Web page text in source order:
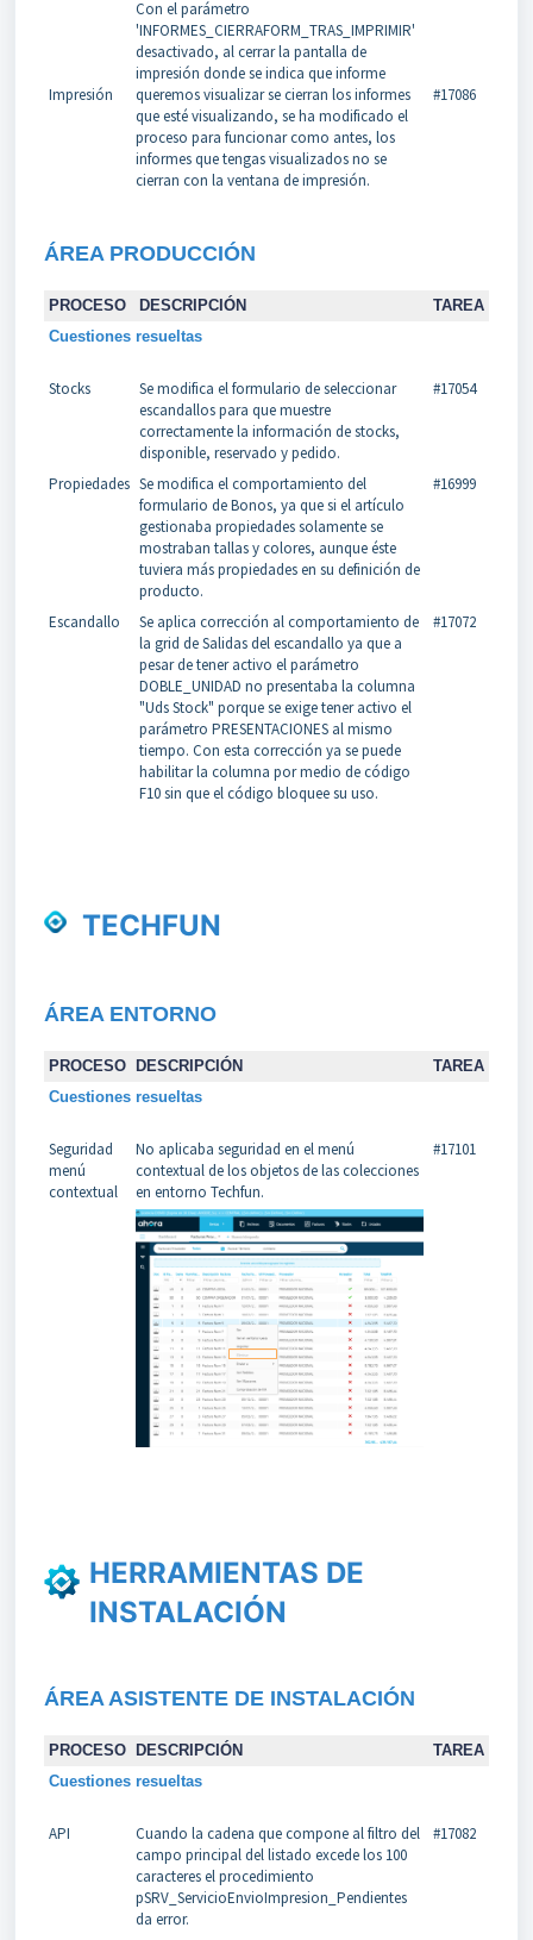
Impresión
Con el parámetro
'INFORMES_CIERRAFORM_TRAS_IMPRIMIR'
desactivado, al cerrar la pantalla de
impresión donde se indica que informe
queremos visualizar se cierran los informes
que esté visualizando, se ha modificado el
proceso para funcionar como antes, los
informes que tengas visualizados no se
cierran con la ventana de impresión.
#17086
ÁREA PRODUCCIÓN
PROCESO DESCRIPCIÓN
TAREA
Cuestiones resueltas
Stocks
Se modifica el formulario de seleccionar
escandallos para que muestre
correctamente la información de stocks,
disponible, reservado y pedido.
#17054
Propiedades Se modifica el comportamiento del
formulario de Bonos, ya que si el artículo
gestionaba propiedades solamente se
mostraban tallas y colores, aunque éste
tuviera más propiedades en su definición de
producto.
#16999
Escandallo
Se aplica corrección al comportamiento de
la grid de Salidas del escandallo ya que a
pesar de tener activo el parámetro
DOBLE_UNIDAD no presentaba la columna
"Uds Stock" porque se exige tener activo el
parámetro PRESENTACIONES al mismo
tiempo. Con esta corrección ya se puede
habilitar la columna por medio de código
F10 sin que el código bloquee su uso.
#17072
TECHFUN
ÁREA ENTORNO
PROCESO DESCRIPCIÓN
TAREA
Cuestiones resueltas
Seguridad
menú
contextual
No aplicaba seguridad en el menú
contextual de los objetos de las colecciones
en entorno Techfun.
#17101
HERRAMIENTAS DE
INSTALACIÓN
ÁREA ASISTENTE DE INSTALACIÓN
PROCESO DESCRIPCIÓN
TAREA
Cuestiones resueltas
API
Cuando la cadena que compone al filtro del
campo principal del listado excede los 100
caracteres el procedimiento
pSRV_ServicioEnvioImpresion_Pendientes
da error.
#17082